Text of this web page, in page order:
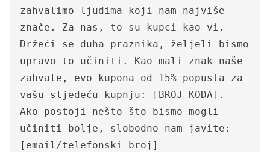
zahvalimo ljudima koji nam najviše
znače. Za nas, to su kupci kao vi.
Držeći se duha praznika, željeli bismo
upravo to učiniti. Kao mali znak naše
zahvale, evo kupona od 15% popusta za
vašu sljedeću kupnju: [BROJ KODA].
Ako postoji nešto što bismo mogli
učiniti bolje, slobodno nam javite:
[email/telefonski broj]